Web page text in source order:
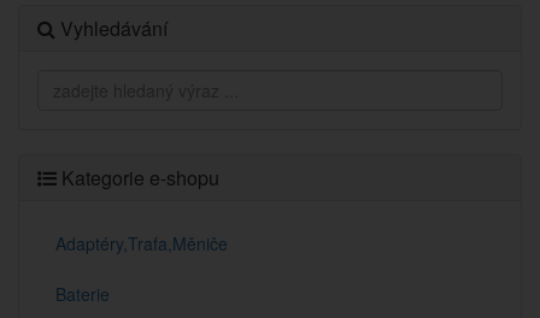
Vyhledávání
Kategorie e-shopu
Adaptéry,Trafa,Měniče
Baterie